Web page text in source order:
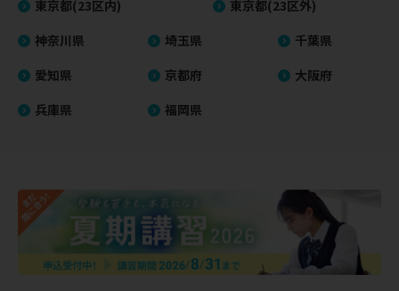
東京都(23区内)
東京都(23区外)
神奈川県
埼玉県
千葉県
愛知県
京都府
大阪府
兵庫県
福岡県